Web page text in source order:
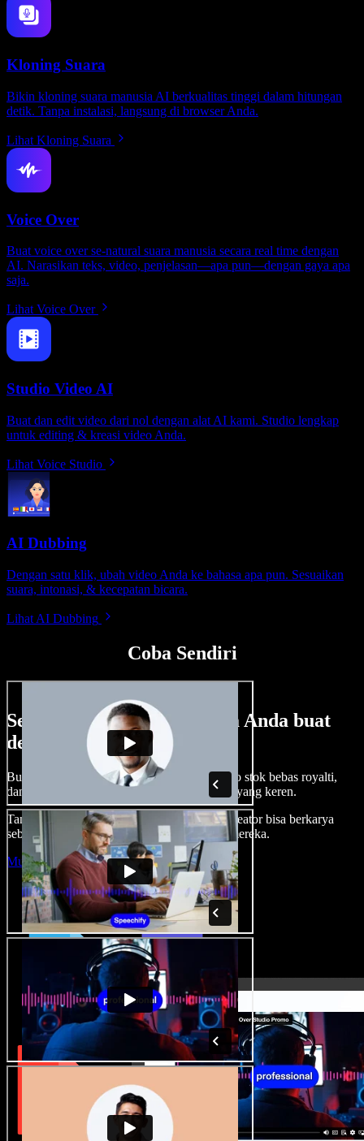
Kloning Suara
Bikin kloning suara manusia AI berkualitas tinggi dalam hitungan
detik. Tanpa instalasi, langsung di browser Anda.
Lihat Kloning Suara
Voice Over
Buat voice over se-natural suara manusia secara real time dengan
AI. Narasikan teks, video, penjelasan—apa pun—dengan gaya apa
saja.
Lihat Voice Over
Studio Video AI
Buat dan edit video dari nol dengan alat AI kami. Studio lengkap
untuk editing & kreasi video Anda.
Lihat Voice Studio
AI Dubbing
Dengan satu klik, ubah video Anda ke bahasa apa pun. Sesuaikan
suara, intonasi, & kecepatan bicara.
Lihat AI Dubbing
Coba Sendiri
Sedikit contoh hal yang bisa Anda buat
dengan Speechify Studio.
Buat voice over, tambah gambar, audio, video stok bebas royalti,
dan kloning suara untuk proyek audio-video yang keren.
Tanpa kurva belajar, semua dari browser—kreator bisa berkarya
sebebas mungkin dan wujudkan ide kreatif mereka.
Mulai Studio